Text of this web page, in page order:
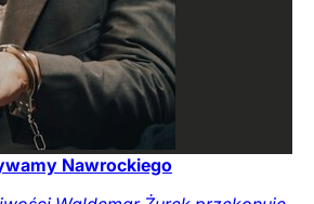
Nawrockiego